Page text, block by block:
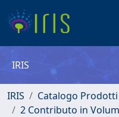
IRIS
IRIS
Catalogo Prodotti
2 Contributo in